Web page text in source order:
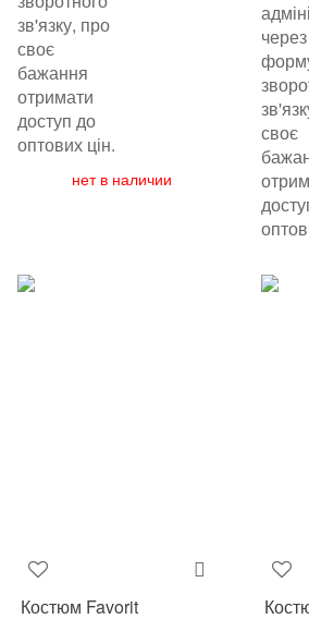
зв'язку, про
своє
бажання
отримати
доступ до
оптових цін.
нет в наличии
через
своє
Костюм Favorit